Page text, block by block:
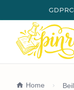
GDPR
Home